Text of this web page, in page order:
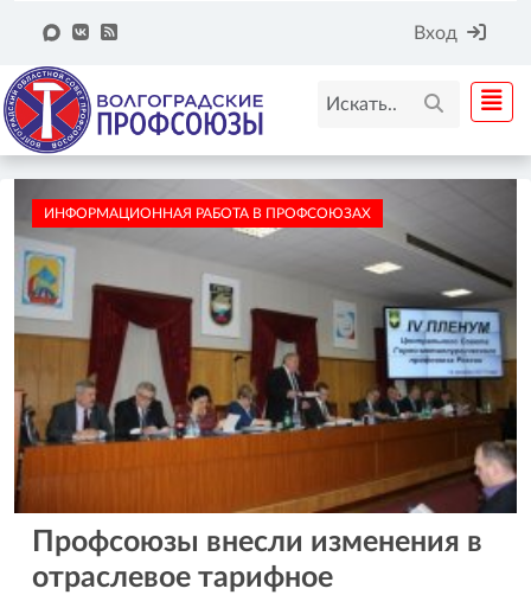
Вход
ИНФОРМАЦИОННАЯ РАБОТА В ПРОФСОЮЗАХ
Профсоюзы внесли изменения в
отраслевое тарифное